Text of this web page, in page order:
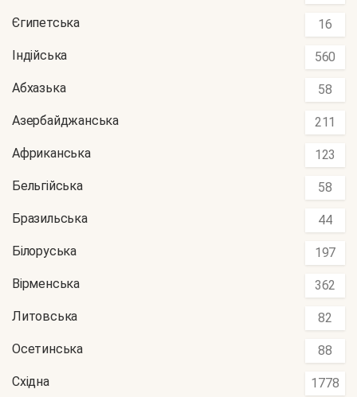
Єгипетська 16
Індійська 560
Абхазька 58
Азербайджанська 211
Африканська 123
Бельгійська 58
Бразильська 44
Білоруська 197
Вірменська 362
Литовська 82
Осетинська 88
Східна 1778